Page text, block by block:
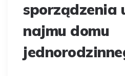
sporządzenia
najmu domu